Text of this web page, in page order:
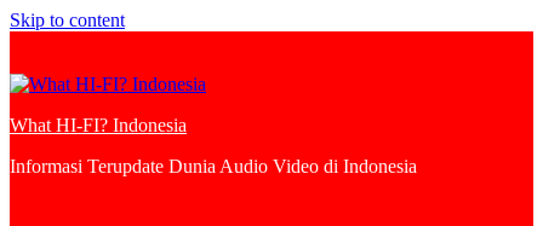
Skip to content
What HI-FI? Indonesia
Informasi Terupdate Dunia Audio Video di Indonesia